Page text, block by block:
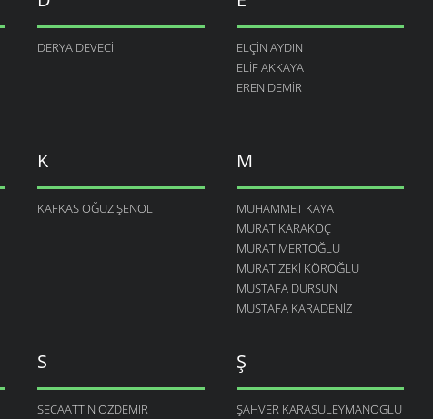
DERYA DEVECI
ELÇIN AYDIN
ELIF AKKAYA
EREN DEMIR
K
KAFKAS OĞUZ ŞENOL
M
MUHAMMET KAYA
MURAT KARAKOÇ
MURAT MERTOĞLU
MURAT ZEKI KÖROĞLU
MUSTAFA DURSUN
MUSTAFA KARADENIZ
S
SECAATTIN ÖZDEMIR
Ş
ŞAHVER KARASULEYMANOGLU